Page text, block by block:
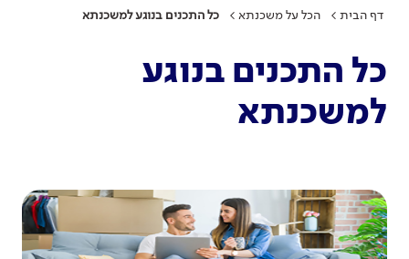
דף הבית הכל על משכנתא כל התכנים בנוגע למשכנתא
כל התכנים בנוגע
למשכנתא